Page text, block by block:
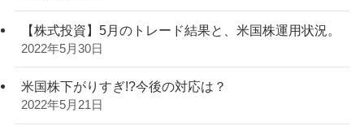
【株式投資】5月のトレード結果と、米国株運用状況。
2022年5月30日
米国株下がりすぎ!?今後の対応は？
2022年5月21日